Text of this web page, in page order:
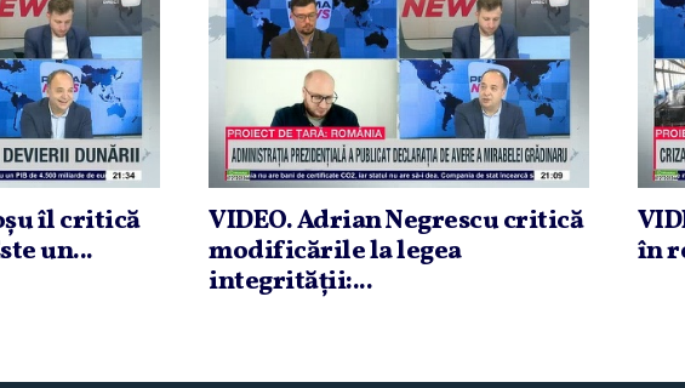
îl critică
un...
VIDEO. Adrian Negrescu critică
modificările la legea
integrităţii:...
în